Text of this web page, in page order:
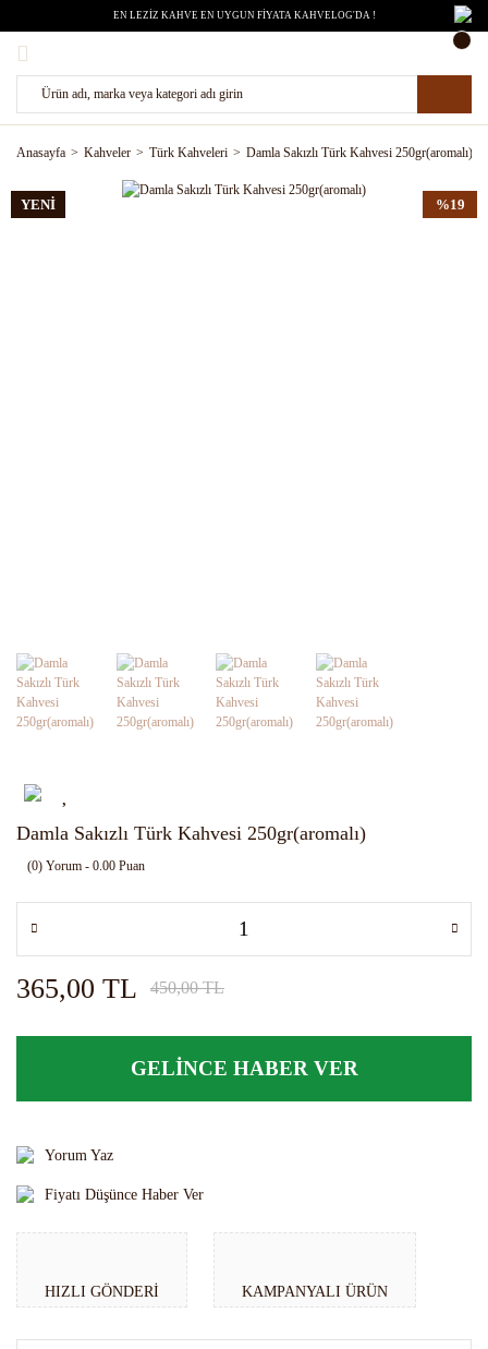
EN LEZİZ KAHVE EN UYGUN FİYATA KAHVELOG'DA !
Anasayfa Kahveler Türk Kahveleri Damla Sakızlı Türk Kahvesi 250gr(aromalı)
%19
YENİ
Damla Sakızlı Türk Kahvesi 250gr(aromalı)
(0) Yorum - 0.00 Puan
365,00 TL 450,00 TL
GELİNCE HABER VER
Yorum Yaz
Fiyatı Düşünce Haber Ver
HIZLI GÖNDERI KAMPANYALI ÜRÜN